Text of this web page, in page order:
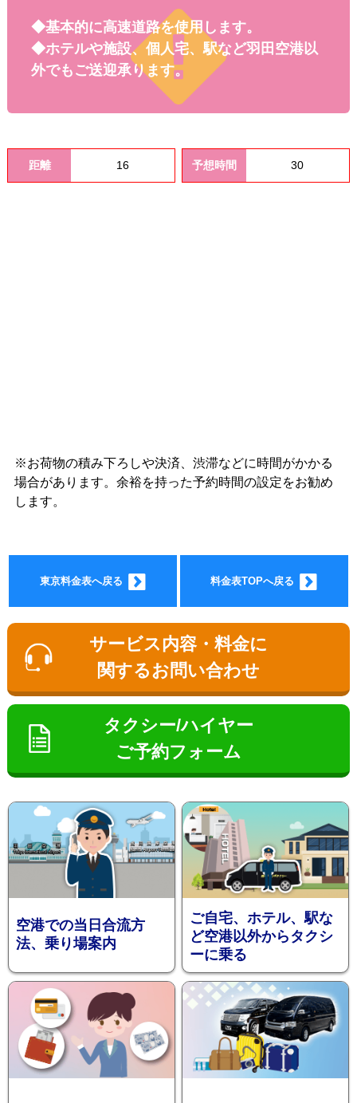
料金
ョン料
金
インフ
ォメー
◆基本的に高速道路を使用します。
◆ホテルや施設、個人宅、駅など羽田空港以
外でもご送迎承ります。
距離 16 予想時間 30
※お荷物の積み下ろしや決済、渋滞などに時間がかかる
場合があります。余裕を持った予約時間の設定をお勧め
します。
東京料金表へ戻る 料金表TOPへ戻る
サービス内容・料金に
関するお問い合わせ
タクシー/ハイヤー
ご予約フォーム
空港での当日合流方
法、乗り場案内
ご自宅、ホテル、駅な
ど空港以外からタクシ
ーに乗る